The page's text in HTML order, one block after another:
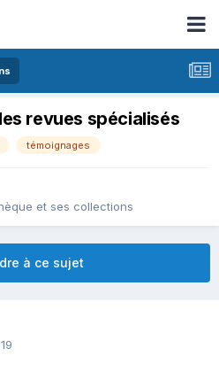
revues spécialisés
témoignages
et ses collections
à ce sujet